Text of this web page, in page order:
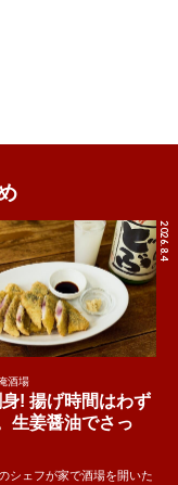
2026.8.4
酒場
! 揚げ時間はわず
生姜醤油でさっ
シェフが家で酒場を開いた